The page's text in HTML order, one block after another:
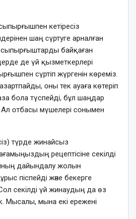
кетіресіз
шаң сүртуге арналған
сыпырғыштарды байқаған
де үй қызметкерлері
сүртіп жүргенін көреміз.
оны тек ауаға көтеріп
бола түспейді, бұл шаңдар
отбасы мүшелері сонымен
түрде жинайсыз
рецептісіне секілді
дайындалу жолын
піспейді және бекерге
секілді үй жинаудың да өз
Мысалы, мына екі ережені